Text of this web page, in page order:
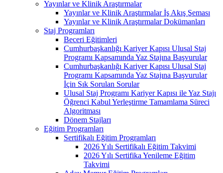
Yayınlar ve Klinik Araştırmalar
Yayınlar ve Klinik Araştırmalar İş Akış Şeması
Yayınlar ve Klinik Araştırmalar Dokümanları
Staj Programları
Beceri Eğitimleri
Cumhurbaşkanlığı Kariyer Kapısı Ulusal Staj
Programı Kapsamında Yaz Stajına Başvurular
Cumhurbaşkanlığı Kariyer Kapısı Ulusal Staj
Programı Kapsamında Yaz Stajına Başvurular
İçin Sık Sorulan Sorular
Ulusal Staj Programı Kariyer Kapısı ile Yaz Stajı
Öğrenci Kabul Yerleştirme Tamamlama Süreci
Algoritması
Dönem Stajları
Eğitim Programları
Sertifikalı Eğitim Programları
2026 Yılı Sertifikalı Eğitim Takvimi
2026 Yılı Sertifika Yenileme Eğitim
Takvimi